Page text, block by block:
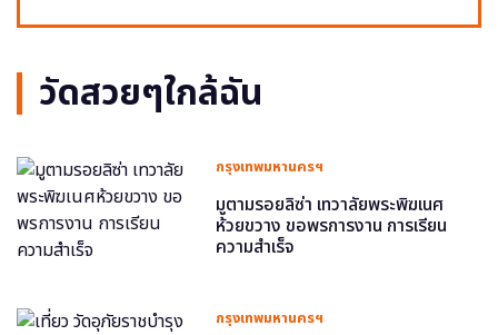
วัดสวยๆใกล้ฉัน
กรุงเทพมหานครฯ
มูตามรอยลิซ่า เทวาลัยพระพิฆเนศ
ห้วยขวาง ขอพรการงาน การเรียน
ความสำเร็จ
กรุงเทพมหานครฯ